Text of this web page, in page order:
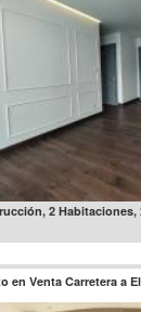
2 Habitaciones,
en Venta Carretera a El